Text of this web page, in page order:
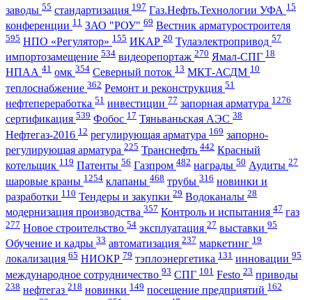
заводы 55 стандартизация 197 Газ.Нефть.Технологии УФА 15
конференции 11 ЗАО "РОУ" 69 Вестник арматуростроителя
595 НПО «Регулятор» 155 ИКАР 20 Тулаэлектропривод 57
импортозамещение 534 видеорепортаж 270 Ямал-СПГ 18
НПАА 41 омк 354 Северный поток 13 МКТ-АСДМ 10
теплоснабжение 362 Ремонт и реконструкция 51
нефтепереработка 51 инвестиции 77 запорная арматура 1276
сертификация 539 Фобос 17 Тяньваньская АЭС 38
Нефтегаз-2016 12 регулирующая арматура 169 запорно-
регулирующая арматура 225 Транснефть 442 Красный
котельщик 119 Патенты 56 Газпром 482 награды 50 Аудиты 27
шаровые краны 1254 клапаны 468 трубы 316 новинки и
разработки 110 Тендеры и закупки 29 Водоканалы 28
модернизация производства 357 Контроль и испытания 47 газ
277 Новое строительство 54 эксплуатация 27 выставки 95
Обучение и кадры 33 автоматизация 237 маркетинг 19
локализация 65 НИОКР 79 тэплоэнергетика 131 инновации 95
международное сотрудничество 93 СПГ 101 Festo 23 приводы
238 нефтегаз 218 новинки 149 посещение предприятий 162